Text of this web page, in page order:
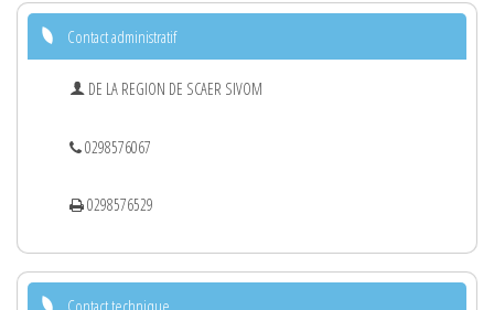
Contact administratif
DE LA REGION DE SCAER SIVOM
0298576067
0298576529
Contact technique